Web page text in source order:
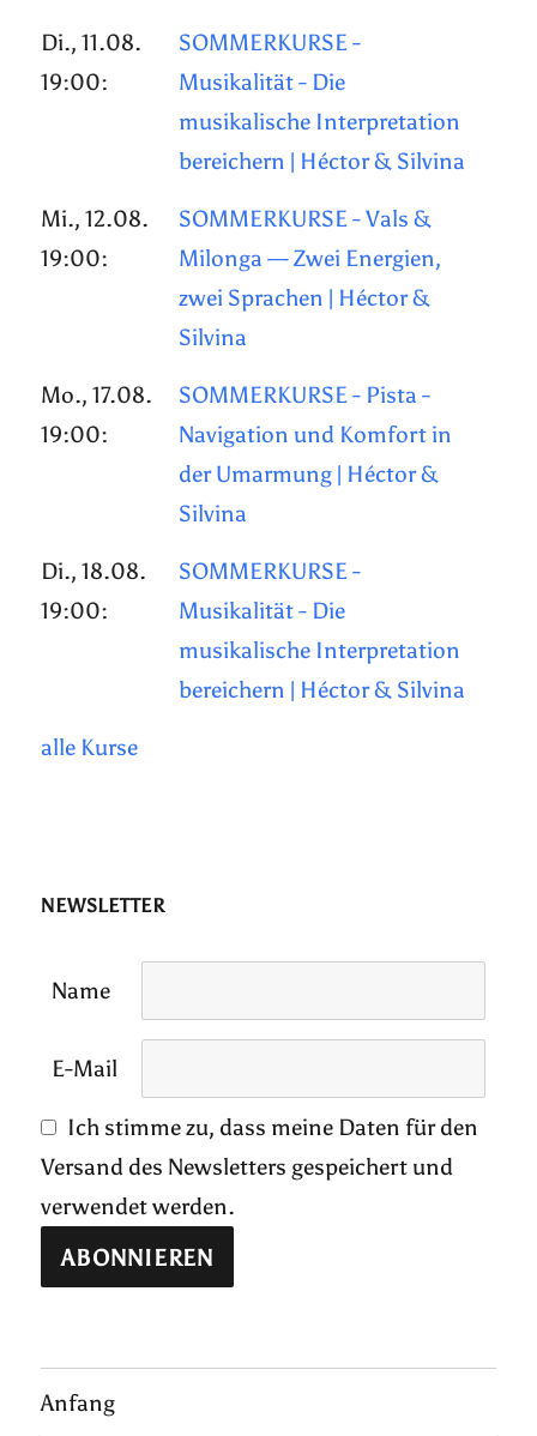
Di., 11.08.
19:00:
SOMMERKURSE -
Musikalität - Die
musikalische Interpretation
bereichern | Héctor & Silvina
Mi., 12.08.
19:00:
SOMMERKURSE - Vals &
Milonga — Zwei Energien,
zwei Sprachen | Héctor &
Silvina
Mo., 17.08.
19:00:
SOMMERKURSE - Pista -
Navigation und Komfort in
der Umarmung | Héctor &
Silvina
Di., 18.08.
19:00:
SOMMERKURSE -
Musikalität - Die
musikalische Interpretation
bereichern | Héctor & Silvina
alle Kurse
NEWSLETTER
Name
E-Mail
Ich stimme zu, dass meine Daten für den
Versand des Newsletters gespeichert und
verwendet werden.
Anfang